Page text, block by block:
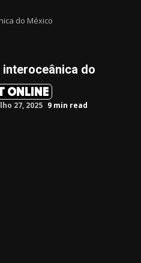
ONLINE
do México
do
27, 2025 9 min read